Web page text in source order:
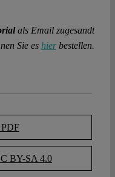
als Email zugesandt
Sie es hierbestellen.
BY-SA 4.0